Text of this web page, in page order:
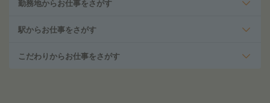
勤務地からお仕事をさがす
駅からお仕事をさがす
こだわりからお仕事をさがす